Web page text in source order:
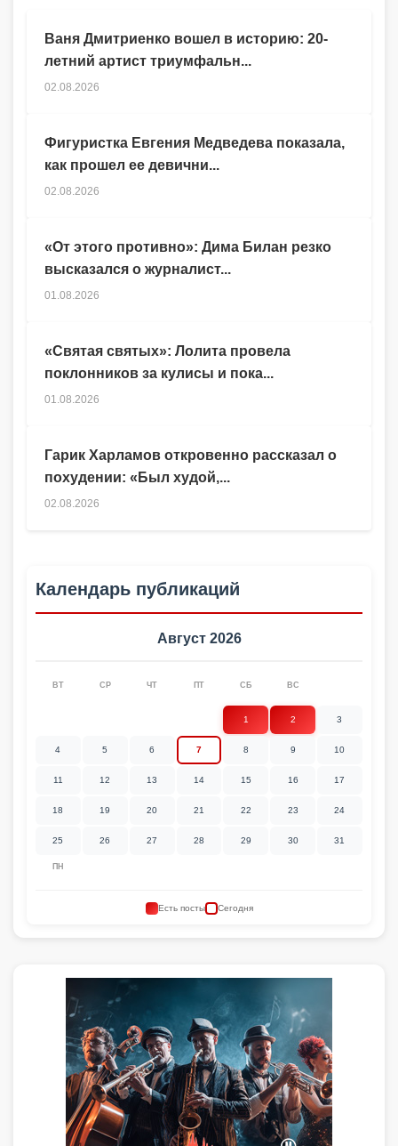
Гарик Харламов откровенно рассказал о
похудении: «Был худой,...
02.08.2026
Ваня Дмитриенко вошел в историю: 20-
летний артист триумфальн...
02.08.2026
Фигуристка Евгения Медведева показала,
как прошел ее девични...
02.08.2026
«От этого противно»: Дима Билан резко
высказался о журналист...
01.08.2026
«Святая святых»: Лолита провела
поклонников за кулисы и пока...
01.08.2026
Календарь публикаций
Август 2026
ПН
ВТ СР ЧТ ПТ СБ ВС
1 2 3
4 5 6 7 8 9 10
11 12 13 14 15 16 17
18 19 20 21 22 23 24
25 26 27 28 29 30 31
Есть посты Сегодня